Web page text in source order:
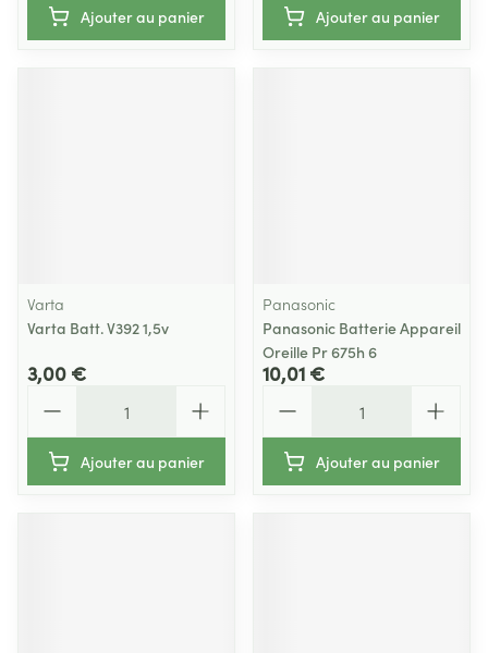
Ajouter au panier Ajouter au panier
Varta
Varta Batt. V392 1,5v
3,00 €
Ajouter au panier
Panasonic
Panasonic Batterie Appareil
Oreille Pr 675h 6
10,01 €
Ajouter au panier